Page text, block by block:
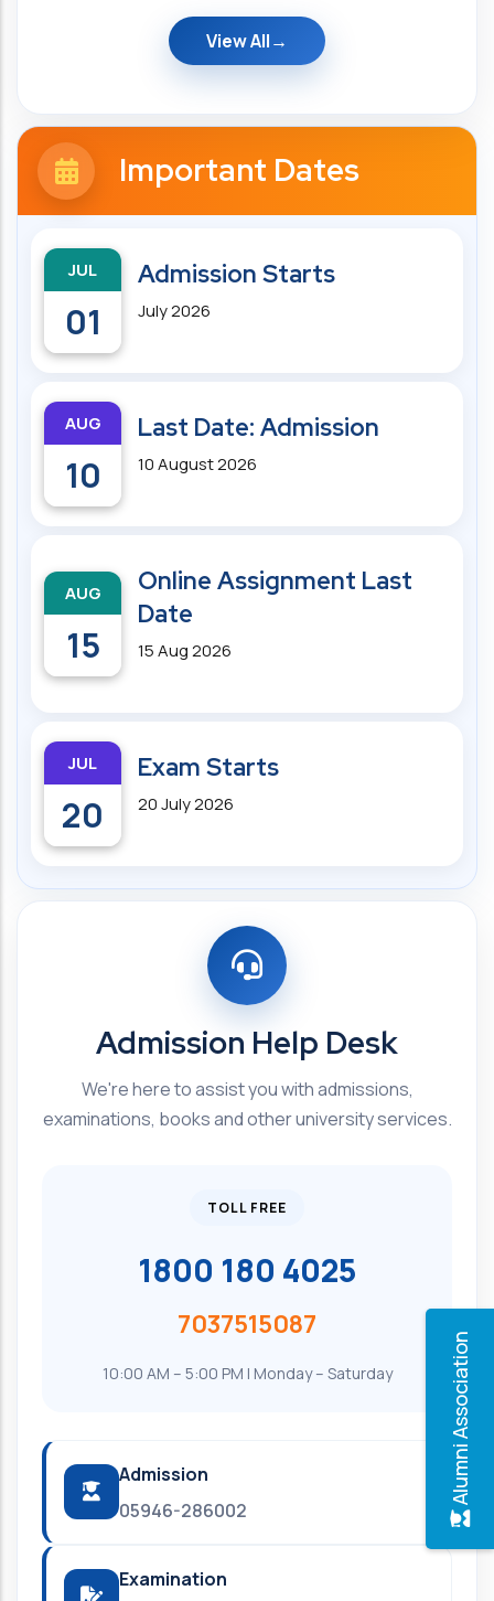
Alumni Association
View All
Important Dates
JUL
01
Admission Starts
July 2026
AUG
10
Last Date: Admission
10 August 2026
AUG
15
Online Assignment Last
Date
15 Aug 2026
JUL
20
Exam Starts
20 July 2026
Admission Help Desk
We're here to assist you with admissions,
examinations, books and other university services.
TOLL FREE
1800 180 4025
7037515087
10:00 AM – 5:00 PM | Monday – Saturday
Admission
05946-286002
Examination